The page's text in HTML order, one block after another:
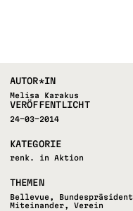
AUTOR*IN
Melisa Karakus
VERÖFFENTLICHT
24-03-2014
KATEGORIE
renk. in Aktion
THEMEN
Bellevue , Bundespräsident
Miteinander,Verein